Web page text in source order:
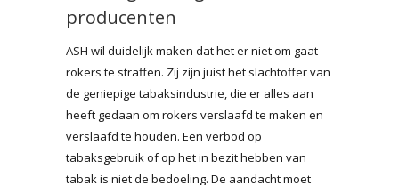
producenten
ASH wil duidelijk maken dat het er niet om gaat
rokers te straffen. Zij zijn juist het slachtoffer van
de geniepige tabaksindustrie, die er alles aan
heeft gedaan om rokers verslaafd te maken en
verslaafd te houden. Een verbod op
tabaksgebruik of op het in bezit hebben van
tabak is niet de bedoeling. De aandacht moet